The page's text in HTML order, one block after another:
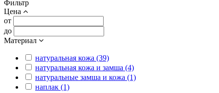
Фильтр
Цена
от
до
Материал
натуральная кожа (39)
натуральная кожа и замша (4)
натуральные замша и кожа (1)
наплак (1)